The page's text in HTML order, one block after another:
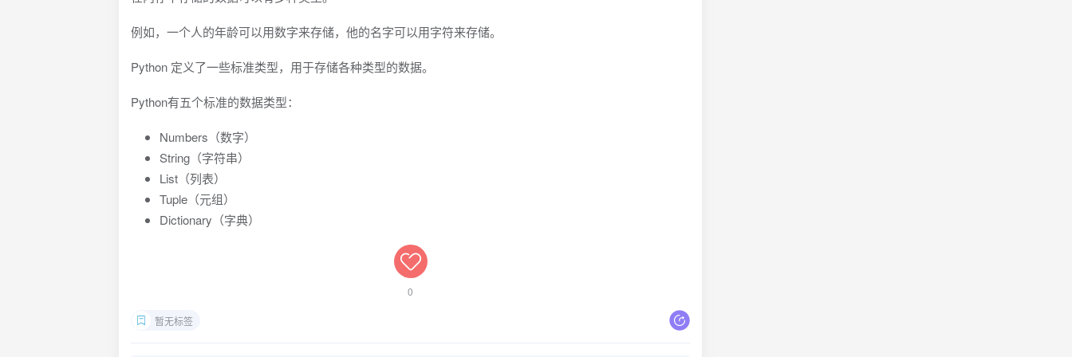
例如，一个人的年龄可以用数字来存储，他的名字可以用字符来存储。
Python 定义了一些标准类型，用于存储各种类型的数据。
Python有五个标准的数据类型：
Numbers（数字）
String（字符串）
List（列表）
Tuple（元组）
Dictionary（字典）
0
暂无标签